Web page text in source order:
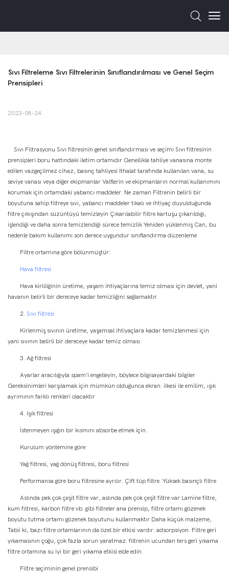
Sıvı Filtreleme Sıvı Filtrelerinin Sınıflandırılması ve Genel Seçim
Prensipleri
2023-08-24
Sıvı Filtrasyonu Sıvı filtresinin genel sınıflandırması ve seçimi Sıvı filtresinin
prensipleri boru hattındaki iletim ortamıdır Genellikle tahliye vanasına monte
edilen vazgeçilmez cihaz, basınç tahliyesi İthalat tarafında kullanılan vana, su
seviye vanası veya diğer ekipmanlar Valflerin ve ekipmanların normal kullanımını
korumak için ortamdaki yabancı maddeler. Ne zaman Filtrenin belirli bir
boyutuna sahip filtreye sıvı, yabancı maddeler tıkalı ve ihtiyaç duyulduğunda
filtre çıkışından süzüntüyü temizleyin Çıkarılabilir filtre kartuşu çıkarıldığı,
işlendiği ve daha sonra temizlendiği sürece temizlik Yeniden yüklenmiş Can, bu
nedenle bakım kullanımı son derece uygundur sınıflandırma düzenleme
Filtre ortamına göre bölünmüştür:
Hava filtresi
Hava kirliliğinin üretime, yaşam ihtiyaçlarına temiz olması için devlet, yani
havanın belirli bir dereceye kadar temizliğini sağlamaktır.
2. Sıvı filtresi
Kirlenmiş sıvının üretime, yaşamsal ihtiyaçlara kadar temizlenmesi için
yani sıvının belirli bir dereceye kadar temiz olması.
3. Ağ filtresi
Ayarlar aracılığıyla spam'i engelleyin, böylece bilgisayardaki bilgiler
Gereksinimleri karşılamak için mümkün olduğunca ekran. ilkesi ile emilim, ışık
ayrımının farklı renkleri olacaktır
4. Işık filtresi
İstenmeyen ışığın bir kısmını absorbe etmek için.
Kurulum yöntemine göre:
Yağ filtresi, yağ dönüş filtresi, boru filtresi
Performansa göre boru filtresine ayrılır. Çift tüp filtre. Yüksek basınçlı filtre
Aslında pek çok çeşit filtre var, aslında pek çok çeşit filtre var Lamine filtre,
kum filtresi, karbon filtre vb. gibi filtreler ana prensip, filtre ortamı gözenek
boyutu tutma ortamı gözenek boyutunu kullanmaktır Daha küçük malzeme,
Tabii ki, bazı filtre ortamlarının da özel bir etkisi vardır. adsorpsiyon. Filtre geri
yıkamasının çoğu, çok fazla sorun yaratmaz. filtrenin ucundan ters geri yıkama
filtre ortamına su iyi bir geri yıkama etkisi elde edin.
Filtre seçiminin genel prensibi